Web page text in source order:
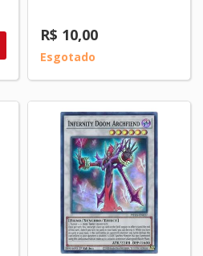
R$ 10,00
Esgotado